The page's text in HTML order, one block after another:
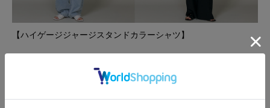
【ハイゲージジャージスタンドカラーシャツ】